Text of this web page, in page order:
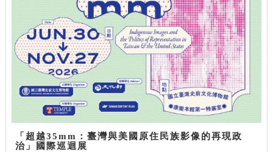
「超越35mm：臺灣與美國原住民族影像的再現政
治」國際巡迴展